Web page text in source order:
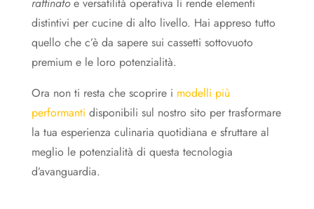
distintivi per cucine di alto livello. Hai appreso tutto
quello che c’è da sapere sui cassetti sottovuoto
premium e le loro potenzialità.
Ora non ti resta che scoprire i modelli più
performanti disponibili sul nostro sito per trasformare
la tua esperienza culinaria quotidiana e sfruttare al
meglio le potenzialità di questa tecnologia
d’avanguardia.